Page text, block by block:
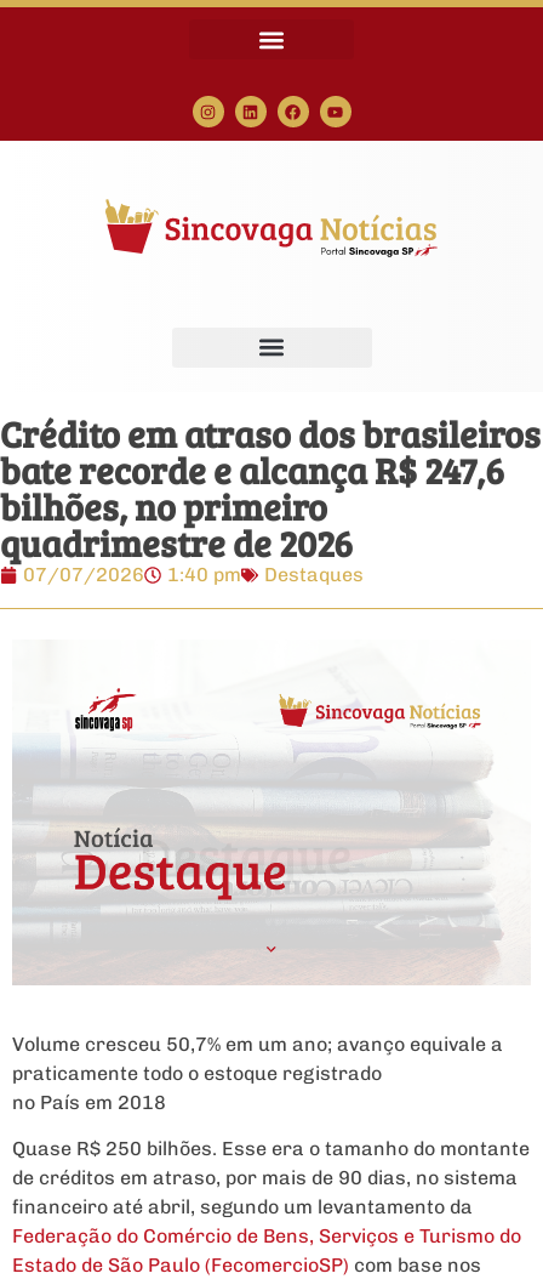
Crédito em atraso dos brasileiros
bate recorde e alcança R$ 247,6
bilhões, no primeiro
quadrimestre de 2026
07/07/2026 1:40 pm Destaques
Volume cresceu 50,7% em um ano; avanço equivale a
praticamente todo o estoque registrado
no País em 2018
Quase R$ 250 bilhões. Esse era o tamanho do montante
de créditos em atraso, por mais de 90 dias, no sistema
financeiro até abril, segundo um levantamento da
Federação do Comércio de Bens, Serviços e Turismo do
Estado de São Paulo (FecomercioSP) com base nos